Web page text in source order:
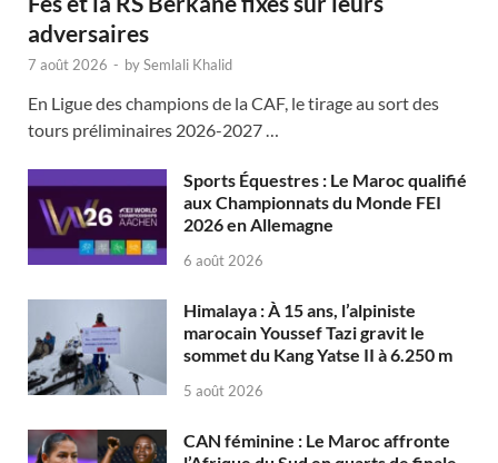
adversaires
7 août 2026 - bySemlali Khalid
En Ligue des champions de la CAF, le tirage au sort des
tours préliminaires 2026-2027 …
Sports Équestres : Le Maroc qualifié
aux Championnats du Monde FEI
2026 en Allemagne
6 août 2026
Himalaya : À 15 ans, l’alpiniste
marocain Youssef Tazi gravit le
sommet du Kang Yatse II à 6.250 m
5 août 2026
CAN féminine : Le Maroc affronte